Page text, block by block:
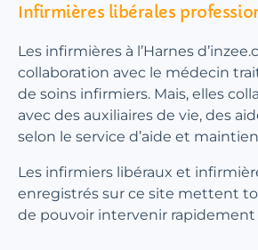
Infirmières libérales
Les infirmières à l’Harnes
collaboration avec le médecin
de soins infirmiers. Mais, elles
avec des auxiliaires de vie, des
selon le service d’aide et
Les infirmiers libéraux et
enregistrés sur ce site mettent
de pouvoir intervenir rapidement